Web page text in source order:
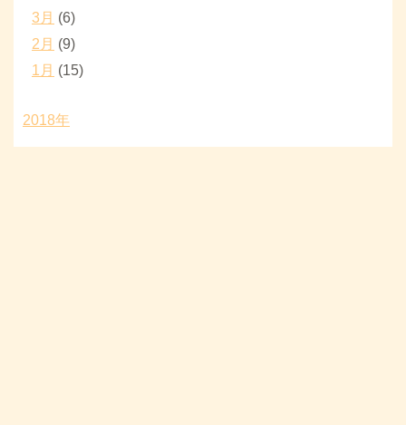
3月 (6)
2月 (9)
1月 (15)
2018年